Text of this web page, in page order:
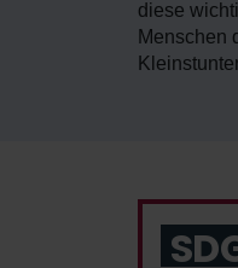
diese
Menschen